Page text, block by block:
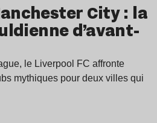
City : la
d’avant-
le Liverpool FC affronte
mythiques pour deux villes qui